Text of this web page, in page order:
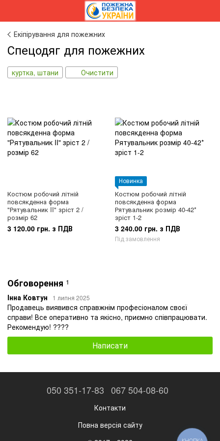
Екіпірування для пожежних
Спецодяг для пожежних
куртка, штани Очистити
Костюм робочий літній
повсякденна форма
"Рятувальник II" зріст 2 /
розмір 62
3 120.00 грн. з ПДВ
Новинка
Костюм робочий літній
повсякденна форма
Рятувальник розмір 40-42*
зріст 1-2
3 240.00 грн. з ПДВ
Під замовлення
Обговорення 1
Інна Ковтун 1 липня 2025
Продавець виявився справжнім професіоналом своєї
справи! Все оперативно та якісно, ​​приємно співпрацювати.
Рекомендую! ????
Написати
050 351-17-83 067 504-08-60
Контакти
Повна версія сайту